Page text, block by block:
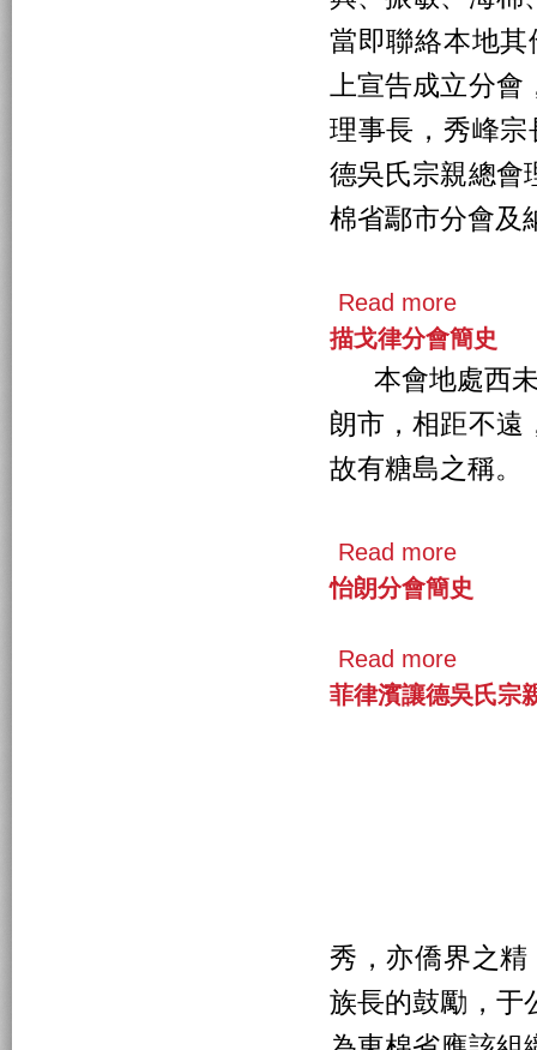
當即聯絡本地
上宣告成立分
理事長，秀峰
德吳氏宗親總會
棉省鄢市分會及
Read more
描戈律分會簡史
本會地處西未
朗市，相距不遠
故有糖島之稱。
Read more
怡朗分會簡史
Read more
菲律濱讓德吳氏宗
秀，亦僑界之
族長的鼓勵，于